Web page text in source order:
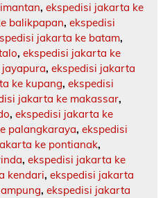
, ekspedisi jakarta ke
balikpapan, ekspedisi
jakarta ke batam,
, ekspedisi jakarta ke
, ekspedisi jakarta
ke kupang, ekspedisi
jakarta ke makassar,
, ekspedisi jakarta ke
palangkaraya, ekspedisi
ke pontianak,
, ekspedisi jakarta ke
kendari, ekspedisi jakarta
, ekspedisi jakarta